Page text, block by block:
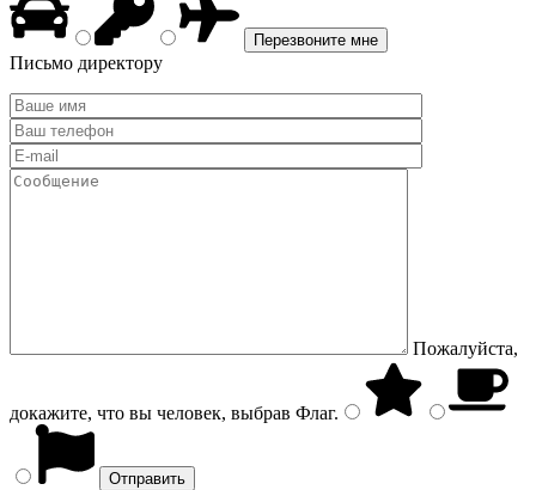
Письмо директору
Пожалуйста,
докажите, что вы человек, выбрав Флаг.